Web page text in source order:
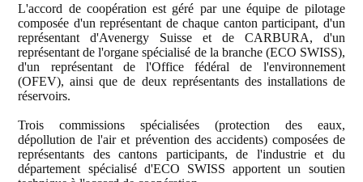
L'accord de coopération est géré par une équipe de pilotage
composée d'un représentant de chaque canton participant, d'un
représentant d'Avenergy Suisse et de CARBURA, d'un
représentant de l'organe spécialisé de la branche (ECO SWISS),
d'un représentant de l'Office fédéral de l'environnement
(OFEV), ainsi que de deux représentants des installations de
réservoirs.
Trois commissions spécialisées (protection des eaux,
dépollution de l'air et prévention des accidents) composées de
représentants des cantons participants, de l'industrie et du
département spécialisé d'ECO SWISS apportent un soutien